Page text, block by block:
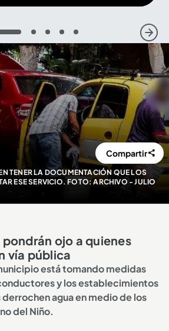
2 3 4 5
TENER LA DOCUMENTACIÓN QUE LOS
ESE SERVICIO. FOTO: ARCHIVO - JULIO
Compartir
pondrán ojo a quienes
vía pública
está tomando medidas
y los establecimientos
agua en medio de los
del Niño.